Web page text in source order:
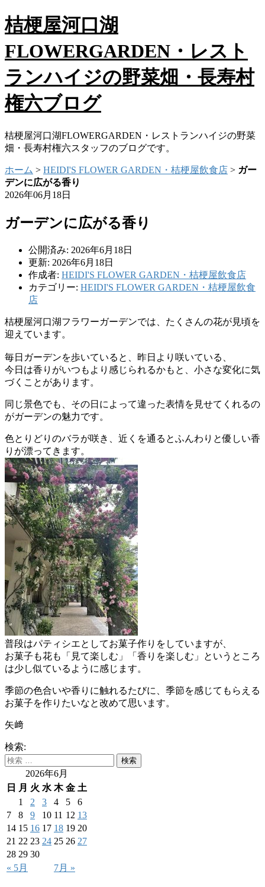
桔梗屋河口湖
FLOWERGARDEN・レスト
ランハイジの野菜畑・長寿村
権六ブログ
桔梗屋河口湖FLOWERGARDEN・レストランハイジの野菜
畑・長寿村権六スタッフのブログです。
ホーム > HEIDI'S FLOWER GARDEN・桔梗屋飲食店 > ガー
デンに広がる香り
2026年06月18日
ガーデンに広がる香り
公開済み: 2026年6月18日
更新: 2026年6月18日
作成者: HEIDI'S FLOWER GARDEN・桔梗屋飲食店
カテゴリー: HEIDI'S FLOWER GARDEN・桔梗屋飲食
店
桔梗屋河口湖フラワーガーデンでは、たくさんの花が見頃を
迎えています。
毎日ガーデンを歩いていると、昨日より咲いている、
今日は香りがいつもより感じられるかもと、小さな変化に気
づくことがあります。
同じ景色でも、その日によって違った表情を見せてくれるの
がガーデンの魅力です。
色とりどりのバラが咲き、近くを通るとふんわりと優しい香
りが漂ってきます。
普段はパティシエとしてお菓子作りをしていますが、
お菓子も花も「見て楽しむ」「香りを楽しむ」というところ
は少し似ているように感じます。
季節の色合いや香りに触れるたびに、季節を感じてもらえる
お菓子を作りたいなと改めて思います。
矢﨑
検索:
2026年6月
日
月 火 水 木 金 土
« 5月 7月 »
1 2 3 4 5
6
7
8 9 10 11 12 13
14 15 16 17 18 19 20
21 22 23 24 25 26 27
28 29 30